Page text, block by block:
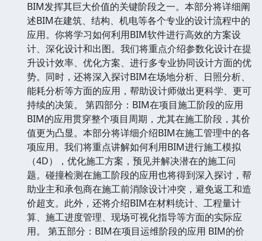
BIM发挥其巨大价值的关键阶段之一。本部分将详细阐
述BIM在建筑、结构、机电等各个专业的设计流程中的
应用。你将学习如何利用BIM软件进行高效的方案设
计、深化设计和出图。我们将重点介绍参数化设计在提
升设计效率、优化方案、进行多专业协同设计方面的优
势。同时，还将深入探讨BIM在场地分析、日照分析、
能耗分析等方面的应用，帮助设计师做出更科学、更可
持续的决策。 第四部分：BIM在项目施工阶段的应用
BIM的应用贯穿整个项目周期，尤其在施工阶段，其价
值更为凸显。本部分将详细介绍BIM在施工管理中的各
项应用。我们将重点讲解如何利用BIM进行施工模拟
（4D），优化施工方案，预见并解决潜在的施工问
题。碰撞检测在施工阶段的应用也将得到深入探讨，帮
助业主和承包商在施工前消除设计冲突，避免返工和造
价超支。此外，还将介绍BIM在材料统计、工程量计
算、施工进度管理、现场可视化指导等方面的实际应
用。 第五部分：BIM在项目运维阶段的应用 BIM的价